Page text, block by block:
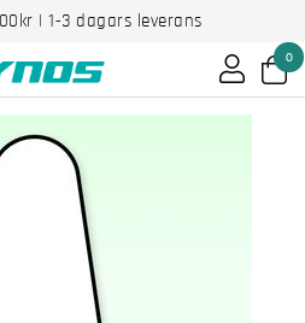
| 1-3 dagars leverans
0